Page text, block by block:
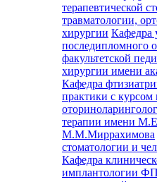
терапевтической
травматологии,
хирургии Кафедра
последипломного
факультетской
хирургии имени
Кафедра
практики с курсом
терапии имени
М.М.Миррахимова
стоматологии и
Кафедра
имплантологии